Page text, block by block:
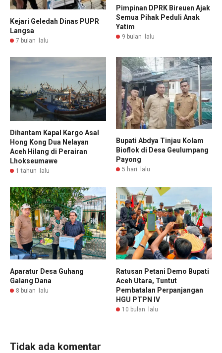
Kejari Geledah Dinas PUPR
Langsa
7 bulan lalu
Pimpinan DPRK Bireuen Ajak
Semua Pihak Peduli Anak
Yatim
9 bulan lalu
Dihantam Kapal Kargo Asal
Hong Kong Dua Nelayan
Aceh Hilang di Perairan
Lhokseumawe
1 tahun lalu
Bupati Abdya Tinjau Kolam
Bioflok di Desa Geulumpang
Payong
5 hari lalu
Aparatur Desa Guhang
Galang Dana
8 bulan lalu
Ratusan Petani Demo Bupati
Aceh Utara, Tuntut
Pembatalan Perpanjangan
HGU PTPN IV
10 bulan lalu
Tidak ada komentar